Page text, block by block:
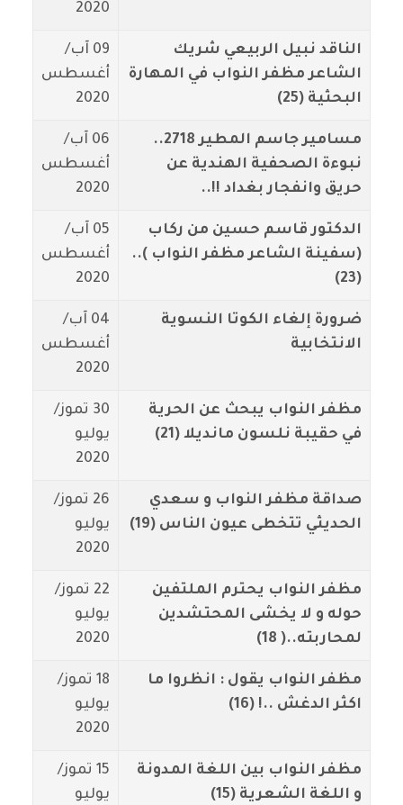
2020
الناقد نبيل الربيعي شريك
الشاعر مظفر النواب في المهارة
البحثية (25)
09 آب/
أغسطس
2020
مسامير جاسم المطير 2718..
نبوءة الصحفية الهندية عن
حريق وانفجار بغداد !!..
06 آب/
أغسطس
2020
الدكتور قاسم حسين من ركاب
(سفينة الشاعر مظفر النواب )..
(23)
05 آب/
أغسطس
2020
ضرورة إلغاء الكوتا النسوية
الانتخابية
04 آب/
أغسطس
2020
مظفر النواب يبحث عن الحرية
في حقيبة نلسون مانديلا (21)
30 تموز/
يوليو
2020
صداقة مظفر النواب و سعدي
الحديثي تتخطى عيون الناس (19)
26 تموز/
يوليو
2020
مظفر النواب يحترم الملتفين
حوله و لا يخشى المحتشدين
لمحاربته..( 18)
22 تموز/
يوليو
2020
مظفر النواب يقول : انظروا ما
اكثر الدغش ..! (16)
18 تموز/
يوليو
2020
مظفر النواب بين اللغة المدونة
و اللغة الشعرية (15)
15 تموز/
يوليو